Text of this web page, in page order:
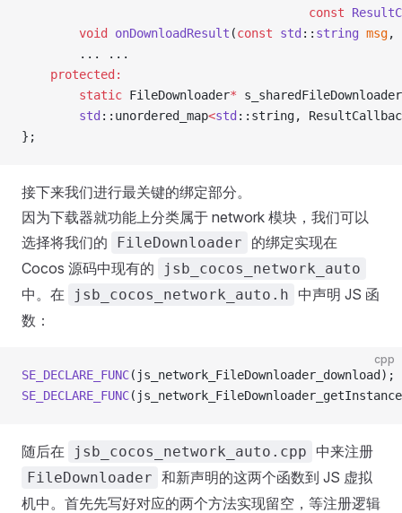
                                        const
        void
onDownloadResult (const std :: string msg,
        ... ...
    protected:
        static
FileDownloader*
        std
::unordered_map<std ::string,
};
接下来我们进行最关键的绑定部分。
因为下载器就功能上分类属于 network 模块，我们可以
选择将我们的
FileDownloader
的绑定实现在
Cocos 源码中现有的
jsb_cocos_network_auto
中。在 jsb_cocos_network_auto.h
中声明 JS 函
数：
cpp
SE_DECLARE_FUNC(js_network_FileDownloader_download);
SE_DECLARE_FUNC
随后在 jsb_cocos_network_auto.cpp 中来注册
FileDownloader 和新声明的这两个函数到 JS 虚拟
机中。首先先写好对应的两个方法实现留空，等注册逻辑